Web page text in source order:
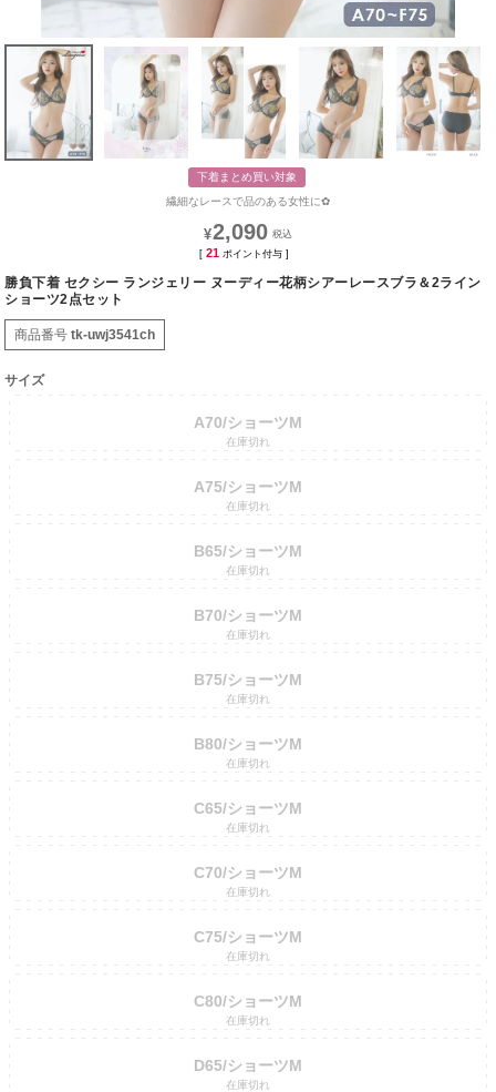
下着まとめ買い対象
繊細なレースで品のある女性に✿
¥2,090
[ 21 ポイント付与 ]
勝負下着 セクシー ランジェリー ヌーディー花柄シアーレースブラ＆2ライン
ショーツ2点セット
商品番号 tk-uwj3541ch
サイズ
A70/ショーツM
在庫切れ
A75/ショーツM
在庫切れ
B65/ショーツM
在庫切れ
B70/ショーツM
在庫切れ
B75/ショーツM
在庫切れ
B80/ショーツM
在庫切れ
C65/ショーツM
在庫切れ
C70/ショーツM
在庫切れ
C75/ショーツM
在庫切れ
C80/ショーツM
在庫切れ
D65/ショーツM
在庫切れ